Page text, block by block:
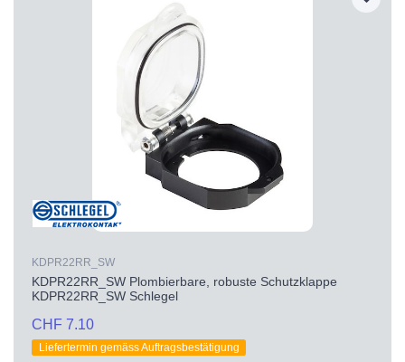
KDPR22RR_SW
KDPR22RR_SW Plombierbare, robuste Schutzklappe
KDPR22RR_SW Schlegel
CHF 7.10
Liefertermin gemäss Auftragsbestätigung